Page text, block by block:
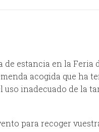
de estancia en la Feria
acogida que ha
uso inadecuado de la
para recoger